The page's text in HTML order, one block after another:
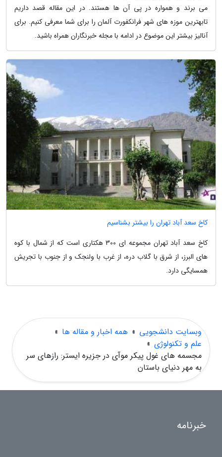
می برند و همواره در پی آن ها هستند. در این مقاله قصد داریم
تابهترین موزه های شهر فرانکفورت آلمان را برای شما معرفی کنیم. برای
آنالیز بیشتر این موضوع در ادامه با مجله خبرنگاران همراه باشید.
کاخ سعد آباد تهران را بیشتر بشناسیم
کاخ سعد آباد تهران مجموعه ای 300 هکتاری است که از شمال با کوه
های البرز، از شرق با گلاب دره، از غرب با ولنجک و از جنوب با تجریش
همسایگی دارد.
وبسایت دانشجویی » همه اخبار و مقاله ها »
علم و تکنولوژی »
مجسمه های غول پیکر موآی در جزیره ایستر: رازهای سر
به مهر دنیای باستان
خبرنامه